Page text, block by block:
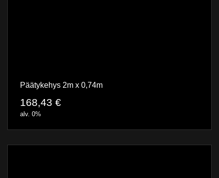
Päätykehys 2m x 0,74m
168,43 €
alv. 0%